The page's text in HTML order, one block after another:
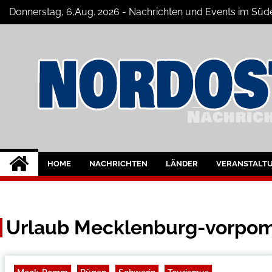
SkipDonnerstag, 6,Aug. 2026 - Nachrichten und Events im
Nord-Ostsee-
Der Blog der Nord-Ostsee Magazine
HOME NACHRICHTEN LÄNDER
Urlaub Mecklenburg-